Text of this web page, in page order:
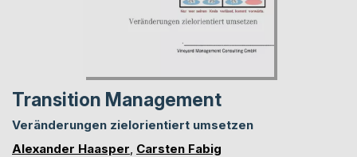
Transition Management
Veränderungen zielorientiert umsetzen
Alexander Haasper Carsten Fabig